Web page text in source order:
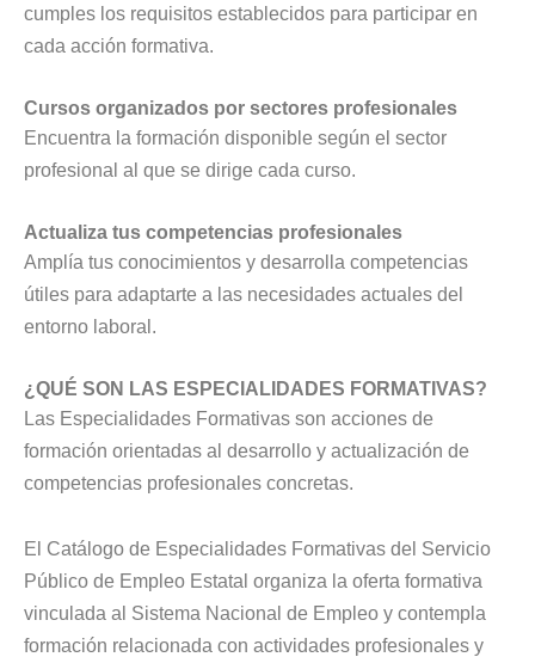
cumples los requisitos establecidos para participar en
cada acción formativa.
Cursos organizados por sectores profesionales
Encuentra la formación disponible según el sector
profesional al que se dirige cada curso.
Actualiza tus competencias profesionales
Amplía tus conocimientos y desarrolla competencias
útiles para adaptarte a las necesidades actuales del
entorno laboral.
¿QUÉ SON LAS ESPECIALIDADES FORMATIVAS?
Las Especialidades Formativas son acciones de
formación orientadas al desarrollo y actualización de
competencias profesionales concretas.
El Catálogo de Especialidades Formativas del Servicio
Público de Empleo Estatal organiza la oferta formativa
vinculada al Sistema Nacional de Empleo y contempla
formación relacionada con actividades profesionales y